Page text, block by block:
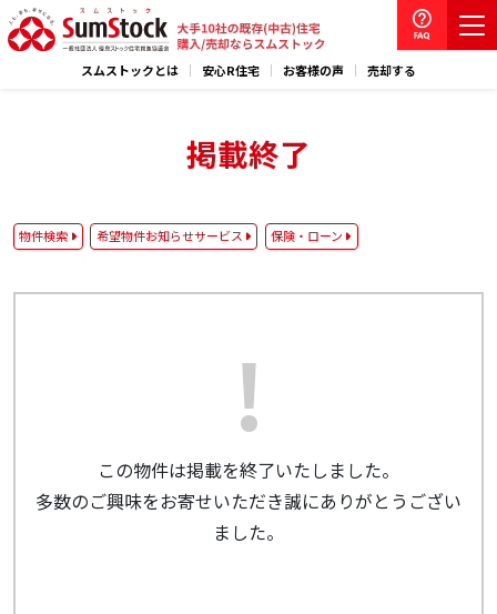
スムストックとは 安心R住宅 お客様の声 売却する
掲載終了
物件検索 希望物件お知らせサービス 保険・ローン
この物件は掲載を終了いたしました。
多数のご興味をお寄せいただき誠にありがとうござい
ました。